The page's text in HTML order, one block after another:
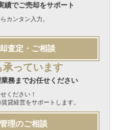
績でご売却をサポート
カンタン入力。
査定・ご相談
承っています
務までお任せください
ください！
貸経営をサポートします。
理のご相談